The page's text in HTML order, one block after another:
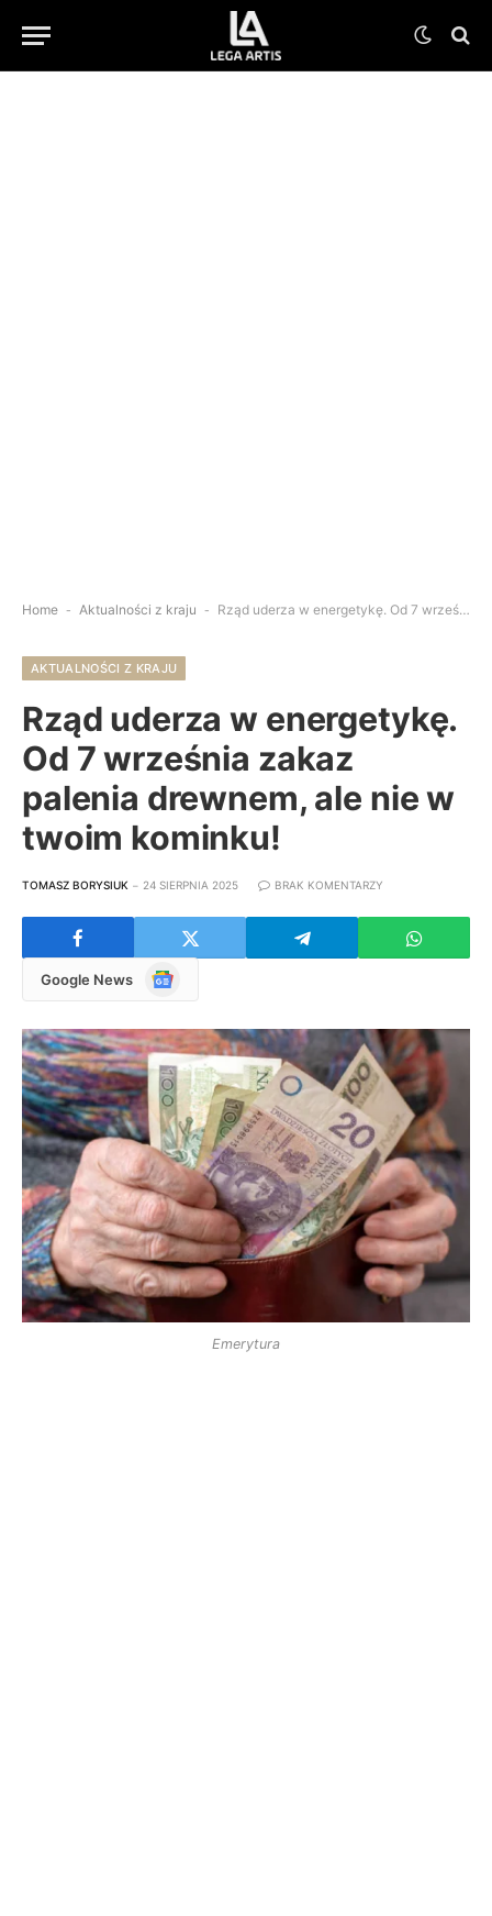
Home - Aktualności z kraju - Rząd uderza w energetykę. Od 7 września zakaz palenia drewnem, ale nie w twoim kominku!
AKTUALNOŚCI Z KRAJU
Rząd uderza w energetykę.
Od 7 września zakaz
palenia drewnem, ale nie w
twoim kominku!
TOMASZ BORYSIUK 24 SIERPNIA 2025 BRAK KOMENTARZY
Google News
Google
Emerytura